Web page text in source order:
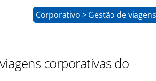
Corporativo > Gestão de viagens
corporativas do